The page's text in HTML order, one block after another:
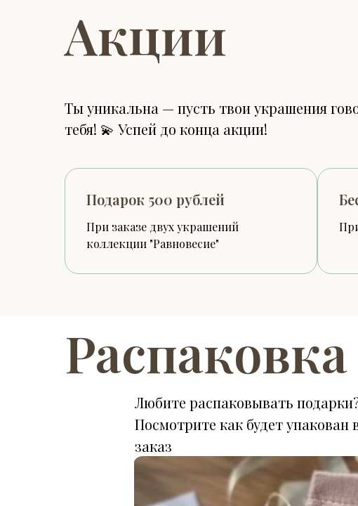
Акции
Ты уникальна — пусть твои украшения
тебя! 💫 Успей до конца акции!
Подарок 500 рублей
При заказе двух украшений
коллекции "Равновесие"
Распаковка
Любите распаковывать
Посмотрите как будет упакован
заказ